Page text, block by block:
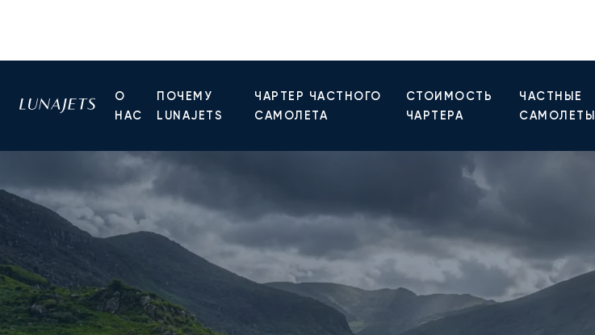
О
НАС
ПОЧЕМУ
LUNAJETS
ЧАРТЕР ЧАСТНОГО
САМОЛЕТА
СТОИМОСТЬ
ЧАРТЕРА
ЧАСТНЫЕ
САМОЛЕТЫ